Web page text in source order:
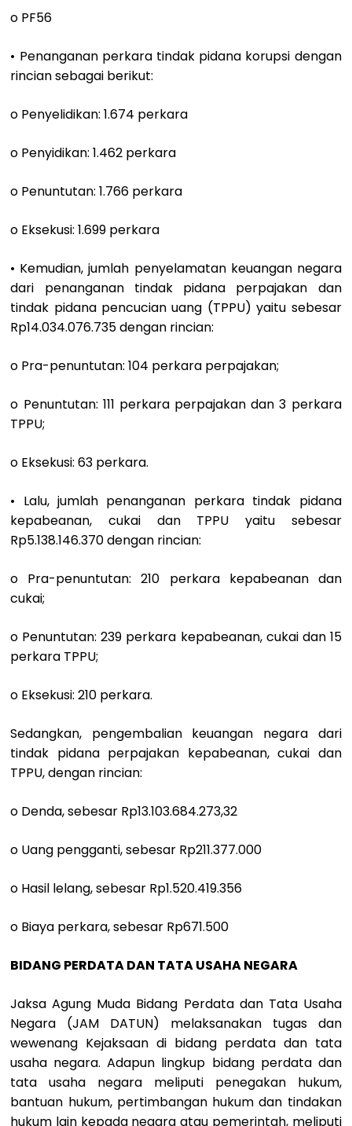
o PF56
• Penanganan perkara tindak pidana korupsi dengan
rincian sebagai berikut:
o Penyelidikan: 1.674 perkara
o Penyidikan: 1.462 perkara
o Penuntutan: 1.766 perkara
o Eksekusi: 1.699 perkara
• Kemudian, jumlah penyelamatan keuangan negara
dari penanganan tindak pidana perpajakan dan
tindak pidana pencucian uang (TPPU) yaitu sebesar
Rp14.034.076.735 dengan rincian:
o Pra-penuntutan: 104 perkara perpajakan;
o Penuntutan: 111 perkara perpajakan dan 3 perkara
TPPU;
o Eksekusi: 63 perkara.
• Lalu, jumlah penanganan perkara tindak pidana
kepabeanan, cukai dan TPPU yaitu sebesar
Rp5.138.146.370 dengan rincian:
o Pra-penuntutan: 210 perkara kepabeanan dan
cukai;
o Penuntutan: 239 perkara kepabeanan, cukai dan 15
perkara TPPU;
o Eksekusi: 210 perkara.
Sedangkan, pengembalian keuangan negara dari
tindak pidana perpajakan kepabeanan, cukai dan
TPPU, dengan rincian:
o Denda, sebesar Rp13.103.684.273,32
o Uang pengganti, sebesar Rp211.377.000
o Hasil lelang, sebesar Rp1.520.419.356
o Biaya perkara, sebesar Rp671.500
BIDANG PERDATA DAN TATA USAHA NEGARA
Jaksa Agung Muda Bidang Perdata dan Tata Usaha
Negara (JAM DATUN) melaksanakan tugas dan
wewenang Kejaksaan di bidang perdata dan tata
usaha negara. Adapun lingkup bidang perdata dan
tata usaha negara meliputi penegakan hukum,
bantuan hukum, pertimbangan hukum dan tindakan
hukum lain kepada negara atau pemerintah, meliputi